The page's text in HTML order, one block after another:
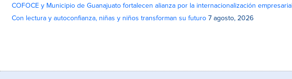
COFOCE y Municipio de Guanajuato fortalecen alianza por la internacionalización empresarial
Con lectura y autoconfianza, niñas y niños transforman su futuro 7 agosto, 2026